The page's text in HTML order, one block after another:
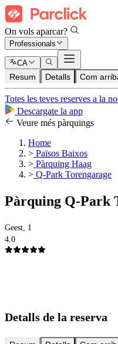
On vols aparcar?
Professionals
CA
Resum Detalls Com
Totes les teves reserves a la
Descargate la app
Veure més pàrquings
Home
> Països Baixos
> Pàrquing Haag
> Q-Park Torengarage
Pàrquing Q-Park
Geest, 1
4.0
Detalls de la reserva